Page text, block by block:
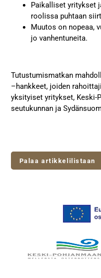
Paikalliset yritykset
roolissa puhtaan
Muutos on nopeaa,
jo vanhentuneita.
Tutustumismatkan
–hankkeet, joiden
yksityiset yritykset, Keski-
seutukunnan ja
Palaa artikkelilistaan